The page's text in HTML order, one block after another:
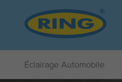
Éclairage Automobile